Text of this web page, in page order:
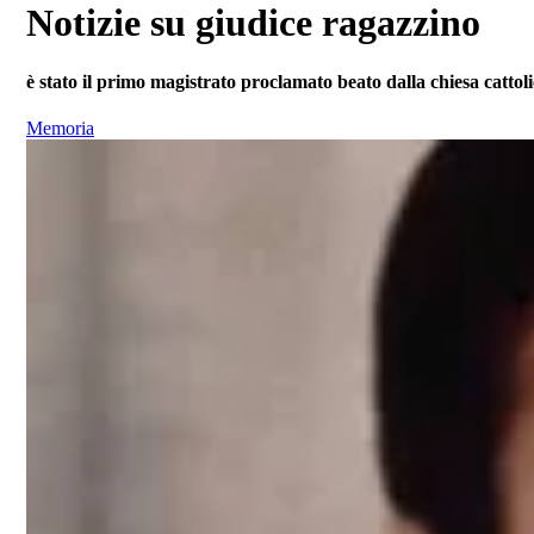
Notizie su giudice ragazzino
è stato il primo magistrato proclamato beato dalla chiesa
Memoria